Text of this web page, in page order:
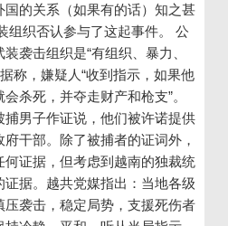
的关系（如果有的话）知之甚
组织否认参与了这起事件。 公
袭击组织是“有组织、暴力、
称，嫌疑人“收到指示，如果他
杀死，并夺走财产和枪支”。
男子作证说，他们被许诺提供
干部。除了被捕者的证词外，
证据，但考虑到越南的独裁统
据。越共党媒指出：当地各级
袭击，稳定局势，支援死伤者